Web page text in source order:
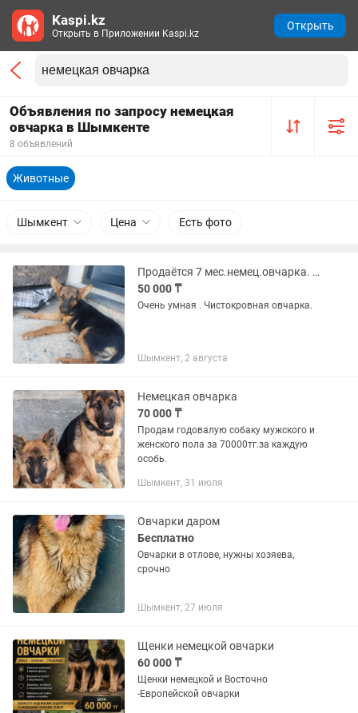
Объявления по запросу немецкая
овчарка в Шымкенте
8 объявлений
Животные
Шымкент Цена Есть фото
Продаётся 7 мес.немец.овчарка. Чистой породы. Девочка. Очень умная .
50 000 ₸
Очень умная . Чистокровная овчарка.
Шымкент, 2 августа
Немецкая овчарка
70 000 ₸
Продам годовалую собаку мужского и
женского пола за 70000тг.за каждую
особь.
Шымкент, 31 июля
Овчарки даром
Бесплатно
Овчарки в отлове, нужны хозяева,
срочно
Шымкент, 27 июля
Щенки немецкой овчарки
60 000 ₸
Щенки немецкой и Восточно
-Европейской овчарки
Kaspi.kz
Открыть в Приложении Kaspi.kz
Открыть